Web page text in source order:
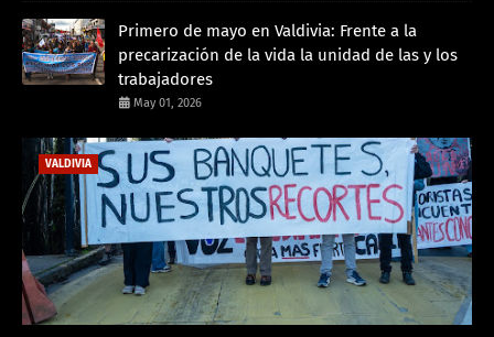
Primero de mayo en Valdivia: Frente a la
precarización de la vida la unidad de las y los
trabajadores
May 01, 2026
VALDIVIA